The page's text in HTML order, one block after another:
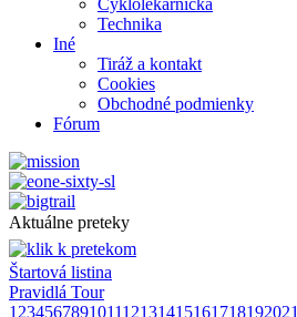
Cyklolekárnička
Technika
Iné
Tiráž a kontakt
Cookies
Obchodné podmienky
Fórum
Aktuálne preteky
Štartová listina
Pravidlá Tour
1 23456789101112131415161718192021